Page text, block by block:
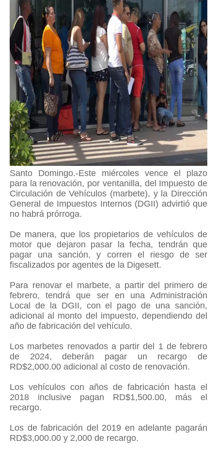
Santo Domingo.-Este miércoles vence el plazo
para la renovación, por ventanilla, del Impuesto de
Circulación de Vehículos (marbete), y la Dirección
General de Impuestos Internos (DGII) advirtió que
no habrá prórroga.
De manera, que los propietarios de vehículos de
motor que dejaron pasar la fecha, tendrán que
pagar una sanción, y corren el riesgo de ser
fiscalizados por agentes de la Digesett.
Para renovar el marbete, a partir del primero de
febrero, tendrá que ser en una Administración
Local de la DGII, con el pago de una sanción,
adicional al monto del impuesto, dependiendo del
año de fabricación del vehículo.
Los marbetes renovados a partir del 1 de febrero
de 2024, deberán pagar un recargo de
RD$2,000.00 adicional al costo de renovación.
Los vehículos con años de fabricación hasta el
2018 inclusive pagan RD$1,500.00, más el
recargo.
Los de fabricación del 2019 en adelante pagarán
RD$3,000.00 y 2,000 de recargo.